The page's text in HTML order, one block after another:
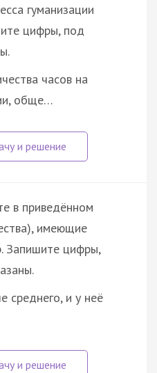
гуманизации
цифры, под
часов на
обще…
в приведённом
имеющие
Запишите цифры,
среднего, и у неё